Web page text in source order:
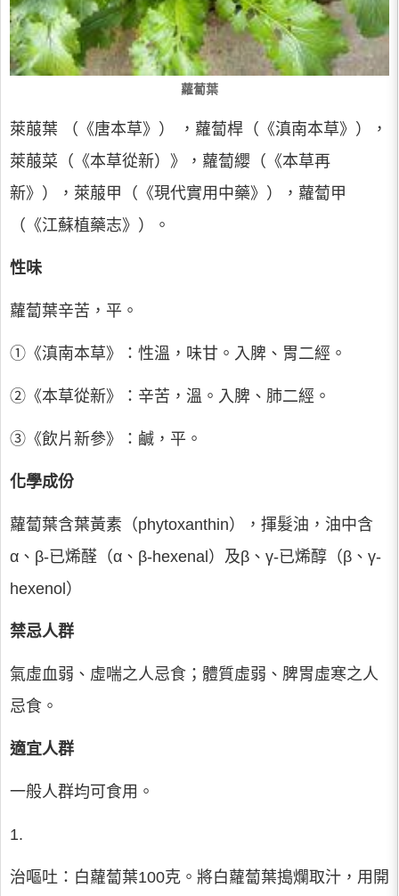
蘿蔔葉
萊菔葉 （《唐本草》） ，蘿蔔桿（《滇南本草》），
萊菔菜（《本草從新）》，蘿蔔纓（《本草再
新》），萊菔甲（《現代實用中藥》），蘿蔔甲
（《江蘇植藥志》）。
性味
蘿蔔葉辛苦，平。
①《滇南本草》：性溫，味甘。入脾、胃二經。
②《本草從新》：辛苦，溫。入脾、肺二經。
③《飲片新參》：鹹，平。
化學成份
蘿蔔葉含葉黃素（phytoxanthin），揮髮油，油中含
α、β-已烯醛（α、β-hexenal）及β、γ-已烯醇（β、γ-
hexenol）
禁忌人群
氣虛血弱、虛喘之人忌食；體質虛弱、脾胃虛寒之人
忌食。
適宜人群
一般人群均可食用。
1.
治嘔吐：白蘿蔔葉100克。將白蘿蔔葉搗爛取汁，用開